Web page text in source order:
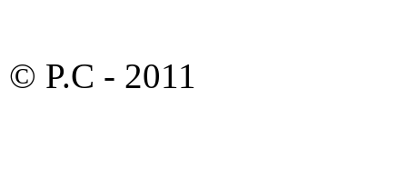
© P.C - 2011